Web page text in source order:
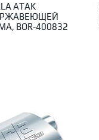
ATAK
BOR-400832